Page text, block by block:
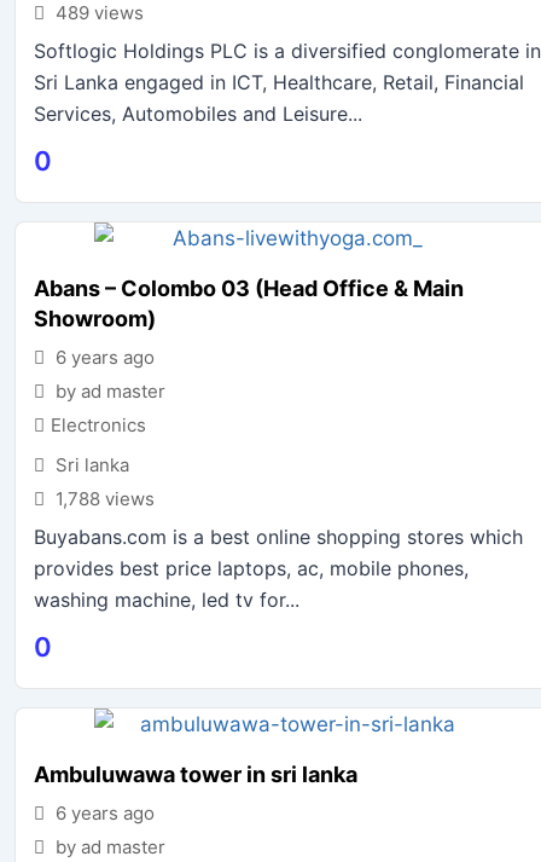
489 views
Softlogic Holdings PLC is a diversified conglomerate in
Sri Lanka engaged in ICT, Healthcare, Retail, Financial
Services, Automobiles and Leisure...
0
Abans – Colombo 03 (Head Office & Main
Showroom)
6 years ago
by ad master
Electronics
Sri lanka
1,788 views
Buyabans.com is a best online shopping stores which
provides best price laptops, ac, mobile phones,
washing machine, led tv for...
0
Ambuluwawa tower in sri lanka
6 years ago
by ad master